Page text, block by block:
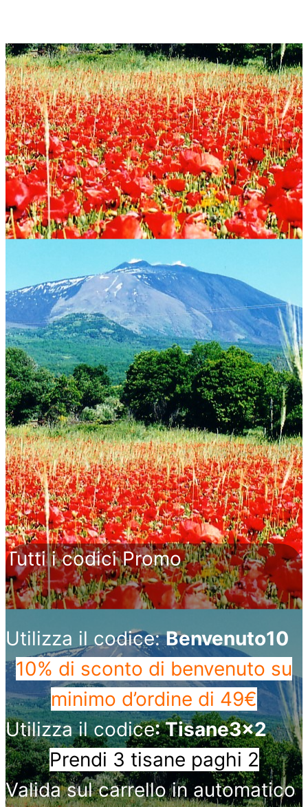
Tutti i codici Promo
Utilizza il codice:Benvenuto10
10% di sconto di benvenuto su
minimo d’ordine di 49€
Utilizza il codice: Tisane3x2
Prendi 3 tisane paghi 2
Valida sul carrello in automatico